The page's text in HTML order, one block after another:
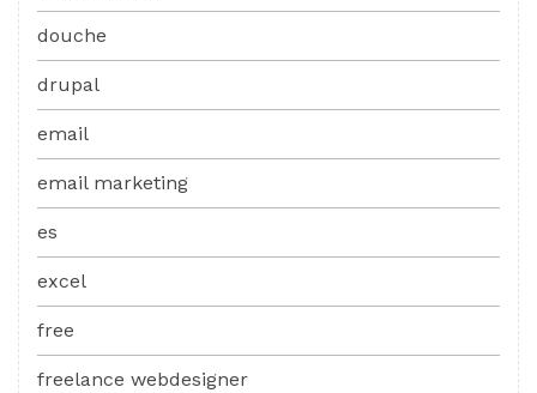
douche
drupal
email
email marketing
es
excel
free
freelance webdesigner